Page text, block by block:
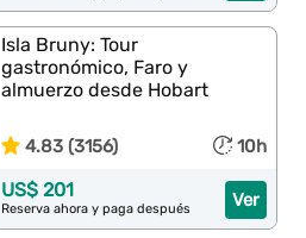
Isla Bruny: Tour
gastronómico, Faro y
almuerzo desde Hobart
4.83 (3156) 10h
Ver
US$ 201
Reserva ahora y paga después